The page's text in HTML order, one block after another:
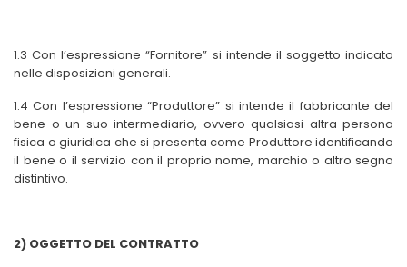
1.3 Con l’espressione “Fornitore” si intende il soggetto indicato
nelle disposizioni generali.
1.4 Con l’espressione “Produttore” si intende il fabbricante del
bene o un suo intermediario, ovvero qualsiasi altra persona
fisica o giuridica che si presenta come Produttore identificando
il bene o il servizio con il proprio nome, marchio o altro segno
distintivo.
2) OGGETTO DEL CONTRATTO